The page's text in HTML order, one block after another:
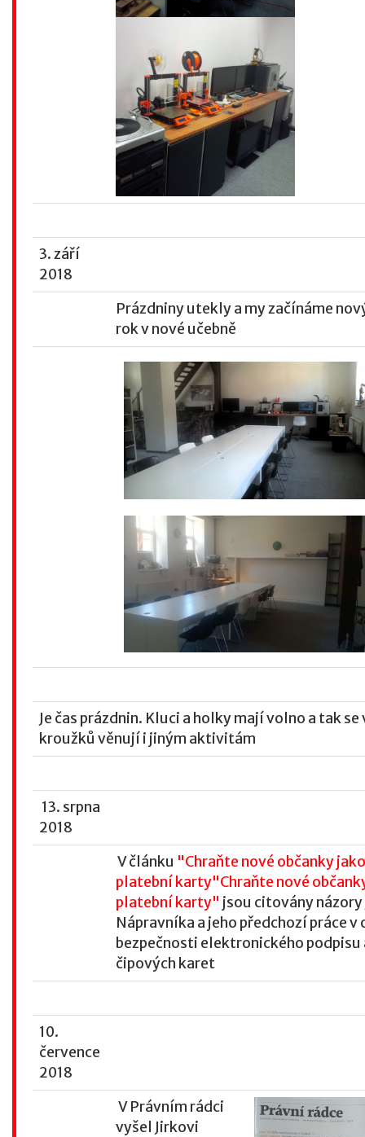
3. září
2018
Prázdniny utekly a my začínáme
rok v nové učebně
Je čas prázdnin. Kluci a holky mají volno a tak
kroužků věnují i jiným aktivitám
13. srpna
2018
V článku "Chraňte nové občanky jako
platební karty"Chraňte nové
platební karty" jsou citovány názory
Nápravníka a jeho předchozí práce v
bezpečnosti elektronického podpisu
čipových karet
10.
července
2018
V Právním rádci
vyšel Jirkovi